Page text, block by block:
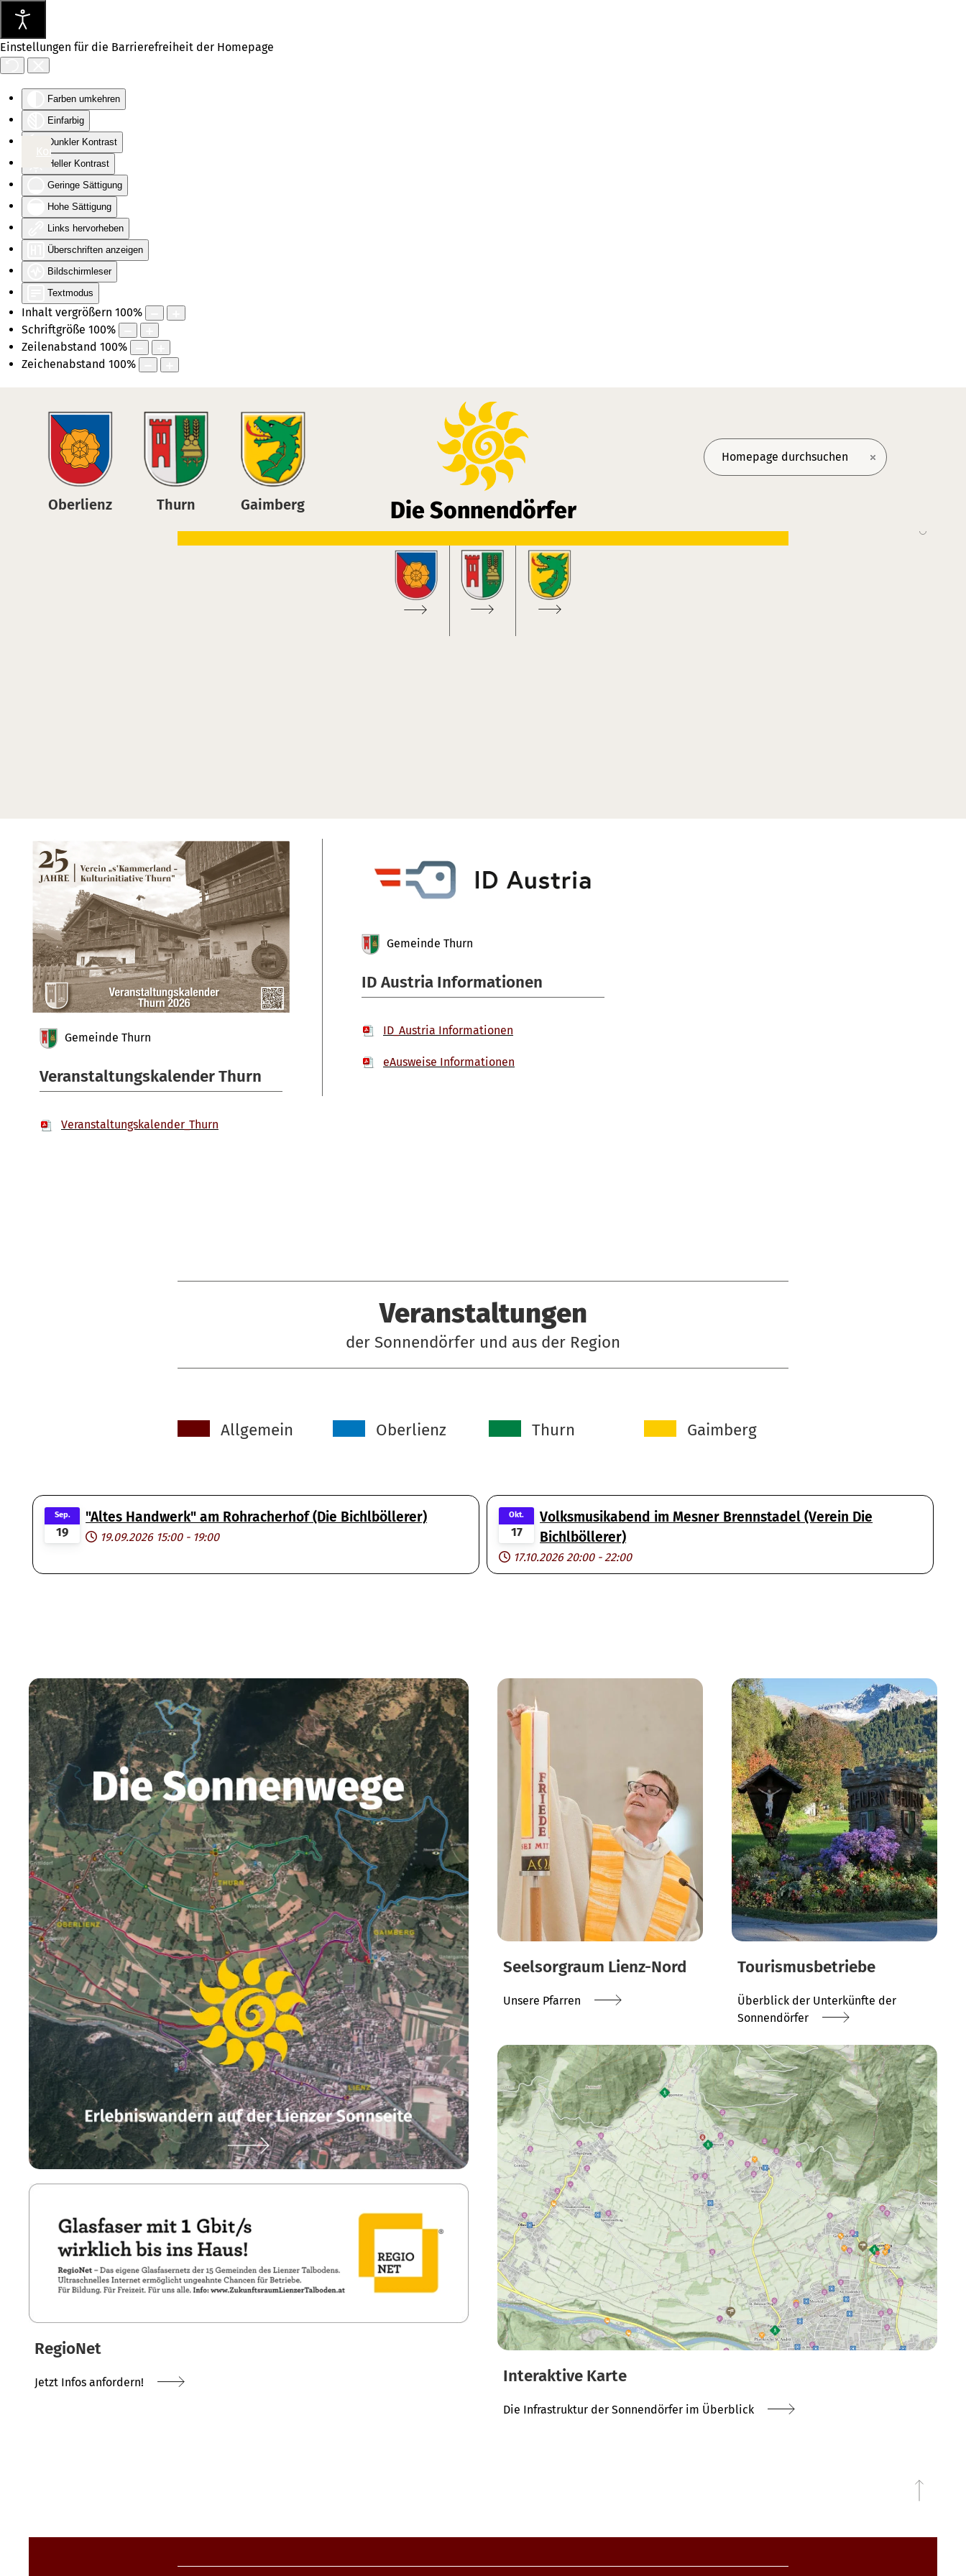
Einstellungen für die Barrierefreiheit der Homepage
Farben umkehren
Einfarbig
Dunkler Kontrast
Heller Kontrast
Geringe Sättigung
Hohe Sättigung
Links hervorheben
Überschriften anzeigen
Bildschirmleser
Textmodus
Inhalt vergrößern 100%
Schriftgröße 100%
Zeilenabstand 100%
Zeichenabstand 100%
Skiplinks
Hauptinhalt
Hauptmenü
Kontakt
Oberlienz Thurn Gaimberg Die Sonnendörfer
Logo der Sonnendörfer verlinkt zur Startseite
Oberlienz,Thurn Gaimberg, drei Dörfer auf der Sonnenseite des
Alpenhauptkammes. Das nach außen hin sichtbarste „Verwandtsein“ ist
ihre Lage: am sonnigen Hang, gebettet in Feldfluren am Fuße der Berge.
Gemeinde Thurn
Veranstaltungskalender Thurn
Veranstaltungskalender_Thurn
Gemeinde Thurn
ID Austria Informationen
ID_Austria Informationen
eAusweise Informationen
Veranstaltungen
der Sonnendörfer und aus der Region
Allgemein Oberlienz Thurn Gaimberg
19
Sep. "Altes Handwerk" am Rohracherhof (Die Bichlböllerer)
19.09.2026 15:00 - 19:00 17
Okt.
Volksmusikabend im Mesner Brennstadel (Verein Die
Bichlböllerer)
17.10.2026 20:00 - 22:00
RegioNet
Jetzt Infos anfordern!
Seelsorgraum Lienz-Nord
Unsere Pfarren
Tourismusbetriebe
Überblick der Unterkünfte der
Sonnendörfer
Interaktive Karte
Die Infrastruktur der Sonnendörfer im Überblick